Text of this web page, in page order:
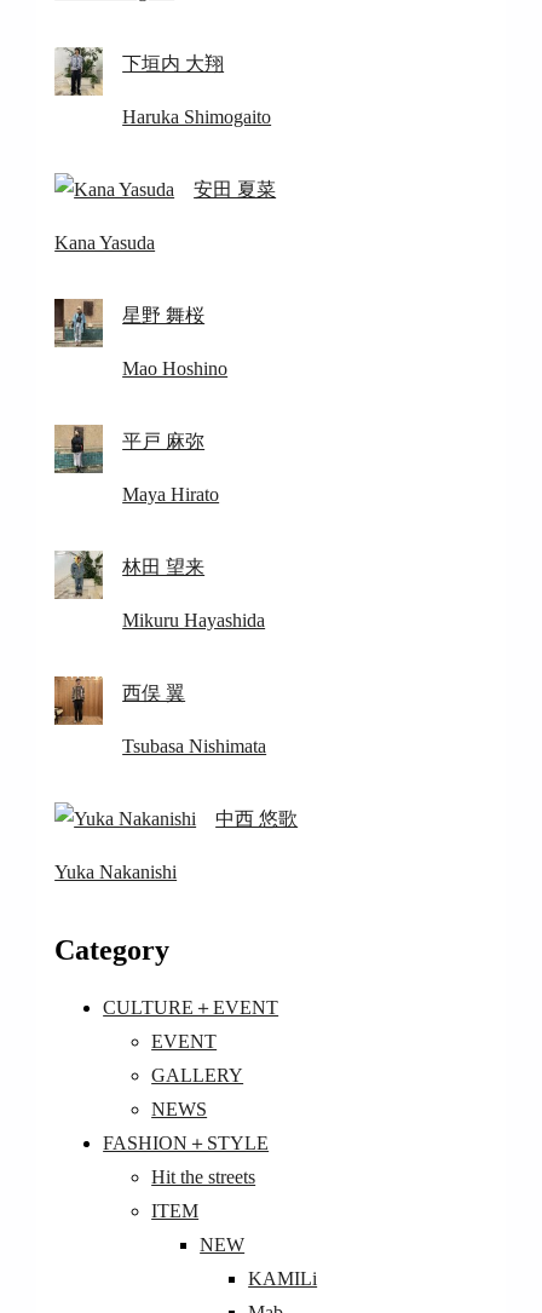
下垣内 大翔
Haruka Shimogaito
安田 夏菜
Kana Yasuda
星野 舞桜
Mao Hoshino
平戸 麻弥
Maya Hirato
林田 望来
Mikuru Hayashida
西俣 翼
Tsubasa Nishimata
中西 悠歌
Yuka Nakanishi
Category
CULTURE＋EVENT
EVENT
GALLERY
NEWS
FASHION＋STYLE
Hit the streets
ITEM
NEW
KAMILi